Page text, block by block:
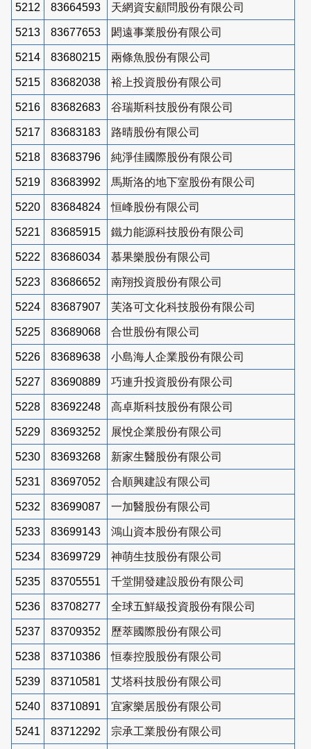
5212 83664593 天網資安顧問股份有限公司
5213 83677653 閎遠事業股份有限公司
5214 83680215 兩條魚股份有限公司
5215 83682038 裕上投資股份有限公司
5216 83682683 谷瑞斯科技股份有限公司
5217 83683183 路晴股份有限公司
5218 83683796 純淨佳國際股份有限公司
5219 83683992 馬斯洛的地下室股份有限公司
5220 83684824 恒峰股份有限公司
5221 83685915 鐵力能源科技股份有限公司
5222 83686034 慕果樂股份有限公司
5223 83686652 南翔投資股份有限公司
5224 83687907 芙洛可文化科技股份有限公司
5225 83689068 合世股份有限公司
5226 83689638 小島海人企業股份有限公司
5227 83690889 巧連升投資股份有限公司
5228 83692248 高卓斯科技股份有限公司
5229 83693252 展悅企業股份有限公司
5230 83693268 新家生醫股份有限公司
5231 83697052 合順興建設有限公司
5232 83699087 一加醫股份有限公司
5233 83699143 鴻山資本股份有限公司
5234 83699729 神萌生技股份有限公司
5235 83705551 千堂開發建設股份有限公司
5236 83708277 全球五鮮級投資股份有限公司
5237 83709352 歷萃國際股份有限公司
5238 83710386 恒泰控股股份有限公司
5239 83710581 艾塔科技股份有限公司
5240 83710891 宜家樂居股份有限公司
5241 83712292 宗承工業股份有限公司